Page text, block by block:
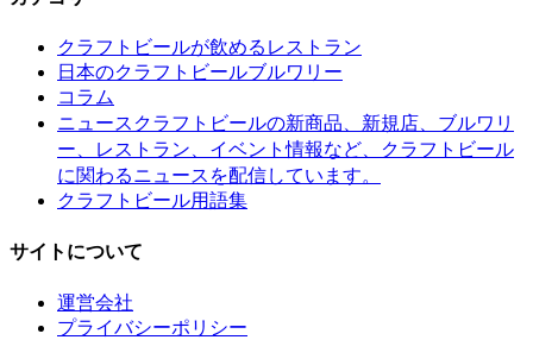
クラフトビールが飲めるレストラン
日本のクラフトビールブルワリー
コラム
ニュース クラフトビールの新商品、新規店、ブルワリ
ー、レストラン、イベント情報など、クラフトビール
に関わるニュースを配信しています。
クラフトビール用語集
サイトについて
運営会社
プライバシーポリシー